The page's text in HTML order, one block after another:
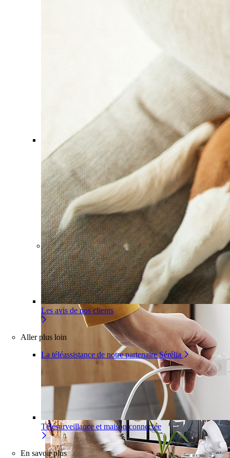
Comment ça marche ?
Télésurveillance et maison connectée
En savoir plus
Les avis de nos clients
Aller plus loin
La téléassistance de notre partenaire Sérélia
Pour un appartement Une installation adaptée à votre
intérieur